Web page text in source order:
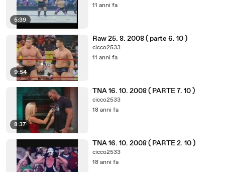
5:39
11 anni fa
9:54
Raw 25. 8. 2008 ( parte 6. 10 )
cicco2533
11 anni fa
8:37
TNA 16. 10. 2008 ( PARTE 7. 10 )
cicco2533
18 anni fa
TNA 16. 10. 2008 ( PARTE 2. 10 )
cicco2533
18 anni fa